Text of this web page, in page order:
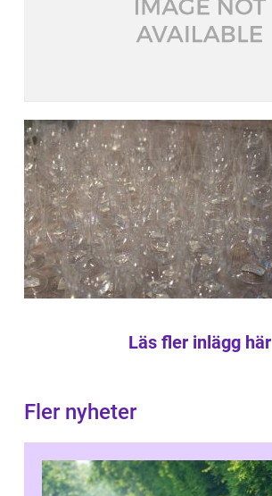
Läs fler inlägg här
Fler nyheter